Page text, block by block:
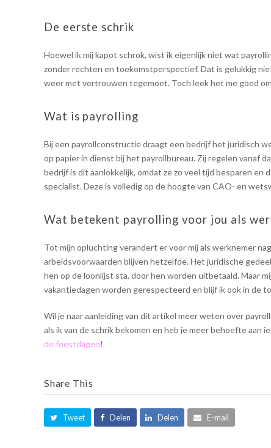
De eerste schrik
Hoewel ik mij kapot schrok, wist ik eigenlijk niet wat
zonder rechten en toekomstperspectief. Dat is gelukkig
weer met vertrouwen tegemoet. Toch leek het me goed
Wat is payrolling
Bij een payrollconstructie draagt een bedrijf het juridisch
op papier in dienst bij het payrollbureau. Zij regelen vanaf
bedrijf is dit aanlokkelijk, omdat ze zo veel tijd besparen
specialist. Deze is volledig op de hoogte van CAO- en
Wat betekent payrolling voor jou als
Tot mijn opluchting verandert er voor mij als werknemer
arbeidsvoorwaarden blijven hetzelfde. Het juridische
hen op de loonlijst sta, door hen worden uitbetaald. Maar
vakantiedagen worden gerespecteerd en blijf ik ook in de
Wil je naar aanleiding van dit artikel meer weten over
als ik van de schrik bekomen en heb je meer behoefte aan
de feestdagen!
Share This
Tweet Delen Delen E-mail